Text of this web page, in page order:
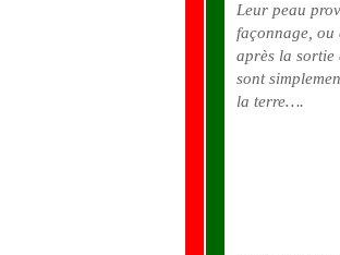
Leur peau
façonnage, ou
après la sortie
sont
la terre….